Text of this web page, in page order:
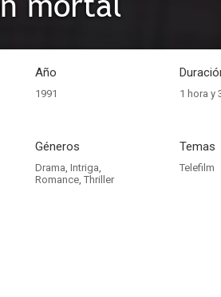
Año
1991 1 hora y
Géneros
Drama, Intriga,
Romance, Thriller
Temas
Telefilm